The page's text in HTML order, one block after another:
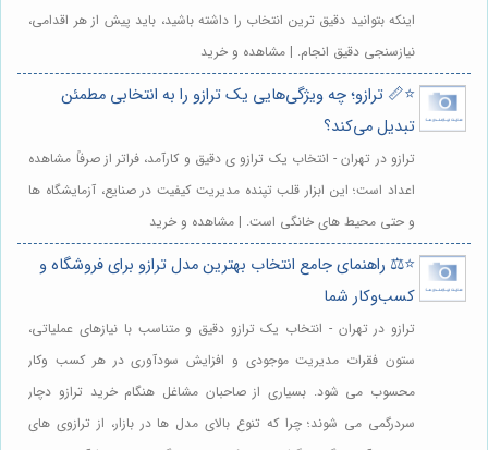
اینکه بتوانید دقیق ترین انتخاب را داشته باشید، باید پیش از هر اقدامی،
نیازسنجی دقیق انجام. | مشاهده و خرید
⭐️📏 ترازو؛ چه ویژگی‌هایی یک ترازو را به انتخابی مطمئن
تبدیل می‌کند؟
ترازو در تهران - انتخاب یک ترازو ی دقیق و کارآمد، فراتر از صرفاً مشاهده
اعداد است؛ این ابزار قلب تپنده مدیریت کیفیت در صنایع، آزمایشگاه ها
و حتی محیط های خانگی است. | مشاهده و خرید
⭐️⚖️ راهنمای جامع انتخاب بهترین مدل ترازو برای فروشگاه و
کسب‌وکار شما
ترازو در تهران - انتخاب یک ترازو دقیق و متناسب با نیازهای عملیاتی،
ستون فقرات مدیریت موجودی و افزایش سودآوری در هر کسب وکار
محسوب می شود. بسیاری از صاحبان مشاغل هنگام خرید ترازو دچار
سردرگمی می شوند؛ چرا که تنوع بالای مدل ها در بازار، از ترازوی های